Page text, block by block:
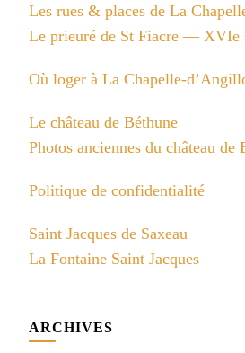
Les rues & places de La
Le prieuré de St Fiacre — XVIe
Où loger à La Chapelle-
Le château de Béthune
Photos anciennes du château de
Politique de confidentialité
Saint Jacques de Saxeau
La Fontaine Saint Jacques
ARCHIVES